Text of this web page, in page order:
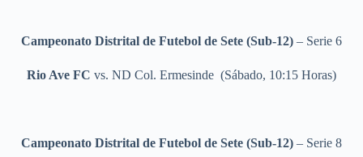
Campeonato Distrital de Futebol de Sete (Sub-12) – Serie 6
Rio Ave FC vs. ND Col. Ermesinde (Sábado, 10:15 Horas)
Campeonato Distrital de Futebol de Sete (Sub-12) – Serie 8